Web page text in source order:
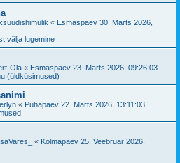
« Esmaspäev 30. Märts 2026,
välja lugemine
Ola « Esmaspäev 23. Märts 2026, 09:26:03
(üldküsimused)
« Pühapäev 22. Märts 2026, 13:11:03
« Kolmapäev 25. Veebruar 2026,